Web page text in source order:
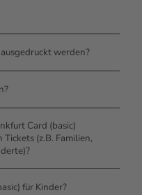
werden?
Card (basic)
(z.B. Familien,
für Kinder?